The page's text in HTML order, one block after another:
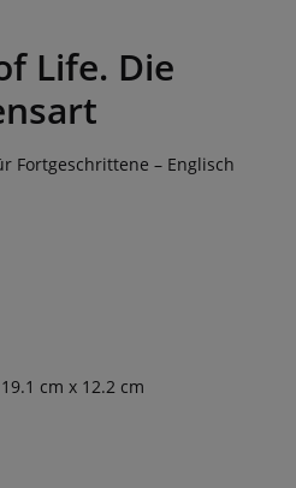
Life. Die
Fortgeschrittene – Englisch
cm x 12.2 cm